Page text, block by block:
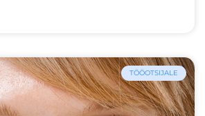
TÖÖOTSIJALE